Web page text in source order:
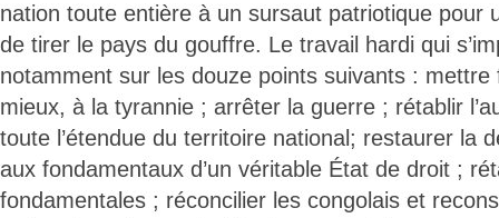
nation toute entière à un sursaut patriotique pour
de tirer le pays du gouffre. Le travail hardi qui
notamment sur les douze points suivants : mettre
mieux, à la tyrannie ; arrêter la guerre ; rétablir
toute l’étendue du territoire national; restaurer la
aux fondamentaux d’un véritable État de droit ;
fondamentales ; réconcilier les congolais et